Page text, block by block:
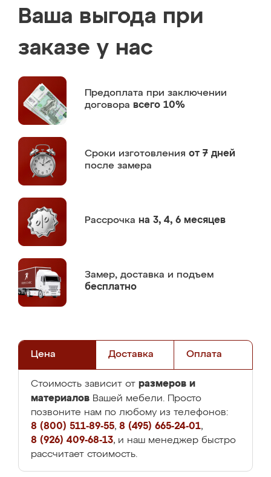
Ваша выгода при
заказе у нас
Предоплата при заключении
договора всего 10%
Сроки изготовления от 7 дней
после замера
Рассрочка на 3, 4, 6 месяцев
Замер, доставка и подъем
бесплатно
Цена Доставка Оплата
Стоимость зависит от размеров и
материалов Вашей мебели. Просто
позвоните нам по любому из телефонов:
8 (800) 511-89-55, 8 (495) 665-24-01,
8 (926) 409-68-13, и наш менеджер быстро
рассчитает стоимость.